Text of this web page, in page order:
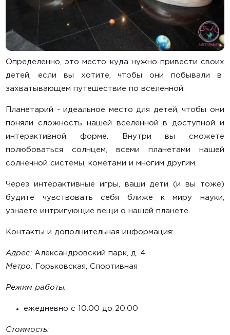
Определенно, это место куда нужно привести своих
детей, если вы хотите, чтобы они побывали в
захватывающем путешествие по вселенной.
Планетарий - идеальное место для детей, чтобы они
поняли сложность нашей вселенной в доступной и
интерактивной форме. Внутри вы сможете
полюбоваться солнцем, всеми планетами нашей
солнечной системы, кометами и многим другим.
Через интерактивные игры, ваши дети (и вы тоже)
будите чувствовать себя ближе к миру науки,
узнаете интригующие вещи о нашей планете.
Контакты и дополнительная информация:
Адрес: Александровский парк, д. 4
Метро: Горьковская, Спортивная
Режим работы:
ежедневно c 10:00 до 20:00
Стоимость: